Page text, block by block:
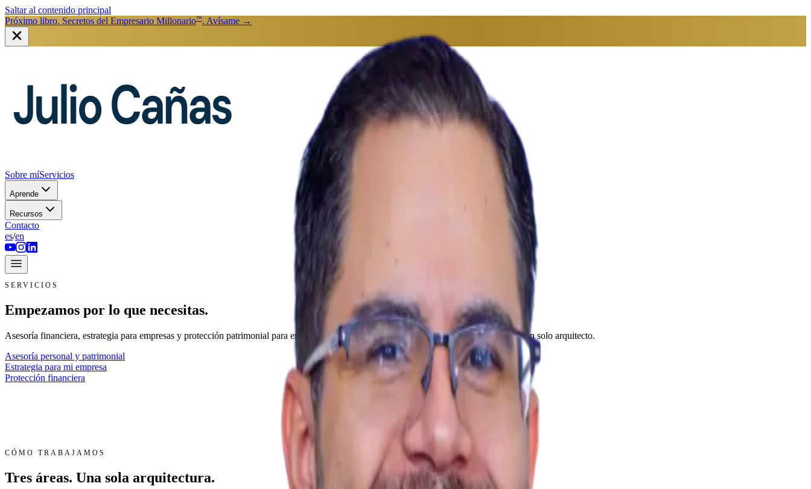
Saltar al contenido principal
Próximo libro. Secretos del Empresario Millonario™. Avísame →
Sobre míServicios
Aprende
Recursos
Contacto
es/en
SERVICIOS
Empezamos por lo que necesitas.
Asesoría financiera, estrategia para empresas y protección patrimonial para empresarios y familias latinas en Estados Unidos. Tres áreas. Un solo arquitecto.
Asesoría personal y patrimonial
Estrategia para mi empresa
Protección financiera
CÓMO TRABAJAMOS
Tres áreas. Una sola arquitectura.